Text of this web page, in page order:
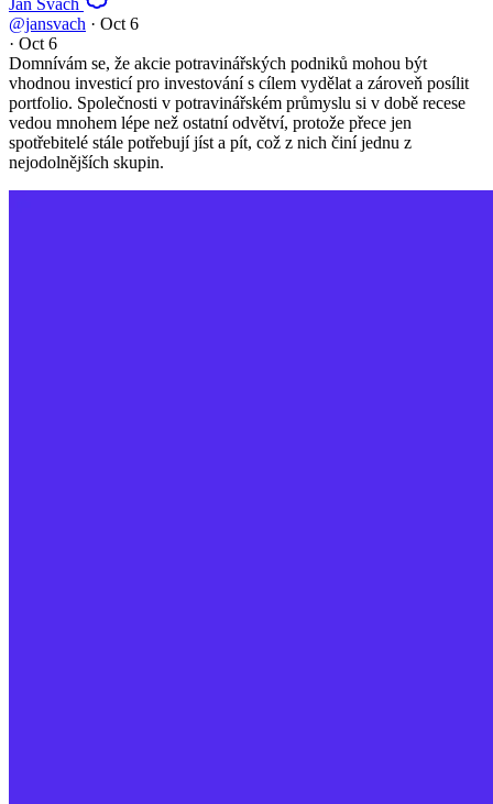
Jan Švach
@jansvach · Oct 6
· Oct 6
Domnívám se, že akcie potravinářských podniků mohou být
vhodnou investicí pro investování s cílem vydělat a zároveň posílit
portfolio. Společnosti v potravinářském průmyslu si v době recese
vedou mnohem lépe než ostatní odvětví, protože přece jen
spotřebitelé stále potřebují jíst a pít, což z nich činí jednu z
nejodolnějších skupin.